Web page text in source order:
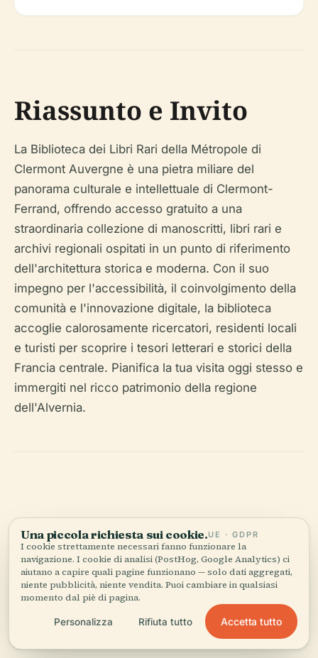
Riassunto e Invito
La Biblioteca dei Libri Rari della Métropole di
Clermont Auvergne è una pietra miliare del
panorama culturale e intellettuale di Clermont-
Ferrand, offrendo accesso gratuito a una
straordinaria collezione di manoscritti, libri rari e
archivi regionali ospitati in un punto di riferimento
dell'architettura storica e moderna. Con il suo
impegno per l'accessibilità, il coinvolgimento della
comunità e l'innovazione digitale, la biblioteca
accoglie calorosamente ricercatori, residenti locali
e turisti per scoprire i tesori letterari e storici della
Francia centrale. Pianifica la tua visita oggi stesso e
immergiti nel ricco patrimonio della regione
dell'Alvernia.
Ascolta la storia completa nell'app
Una piccola richiesta sui cookie.UE · GDPR
I cookie strettamente necessari fanno funzionare la
navigazione. I cookie di analisi (PostHog, Google Analytics) ci
aiutano a capire quali pagine funzionano — solo dati aggregati,
niente pubblicità, niente vendita. Puoi cambiare in qualsiasi
momento dal piè di pagina.
Personalizza Rifiuta tutto Accetta tutto